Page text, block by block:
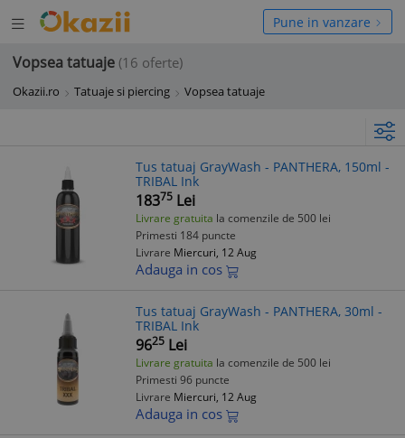
Deschide
meniul
Pune in vanzare
Vopsea tatuaje (16 oferte)
Okazii.ro Tatuaje si piercing Vopsea tatuaje
Tus tatuaj GrayWash - PANTHERA, 150ml -
TRIBAL Ink
18375 Lei
Livrare gratuita la comenzile de 500 lei
Primesti 184 puncte
Livrare Miercuri, 12 Aug
Adauga in cos
Tus tatuaj GrayWash - PANTHERA, 30ml -
TRIBAL Ink
9625 Lei
Livrare gratuita la comenzile de 500 lei
Primesti 96 puncte
Livrare Miercuri, 12 Aug
Adauga in cos